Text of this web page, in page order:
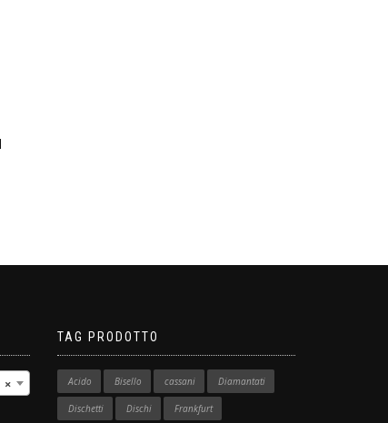
×
TAG PRODOTTO
Acido Bisello cassani Diamantati
Dischetti Dischi Frankfurt